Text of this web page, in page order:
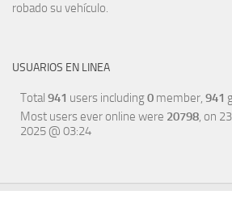
robado su vehículo.
USUARIOS EN LINEA
Total 941 users including0 member, 941
Most users ever online were 20798, on
2025 @ 03:24